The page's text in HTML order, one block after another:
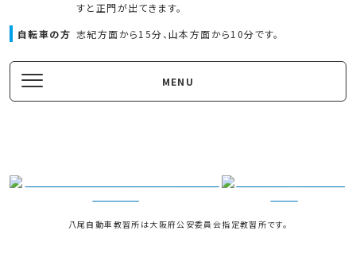
すと正門が出てきます。
自転車の方 志紀方面から15分、山本方面から10分です。
MENU
八尾自動車教習所は大阪府公安委員会指定教習所です。